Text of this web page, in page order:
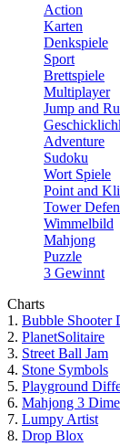
Action
Karten
Denkspiele
Sport
Brettspiele
Multiplayer
Jump and
Adventure
Sudoku
Wort Spiele
Point and
Tower
Wimmelbild
Mahjong
Puzzle
3 Gewinnt
Charts
1. Bubble Shooter
2. PlanetSolitaire
3. Street Ball Jam
4. Stone Symbols
5. Playground
6. Mahjong 3
7. Lumpy Artist
8. Drop Blox